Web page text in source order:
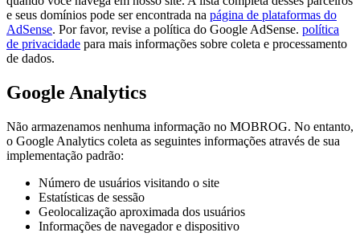
e seus domínios pode ser encontrada na página de plataformas do
AdSense. Por favor, revise a política do Google AdSense. política
de privacidade para mais informações sobre coleta e processamento
de dados.
Google Analytics
Não armazenamos nenhuma informação no MOBROG. No entanto,
o Google Analytics coleta as seguintes informações através de sua
implementação padrão:
Número de usuários visitando o site
Estatísticas de sessão
Geolocalização aproximada dos usuários
Informações de navegador e dispositivo